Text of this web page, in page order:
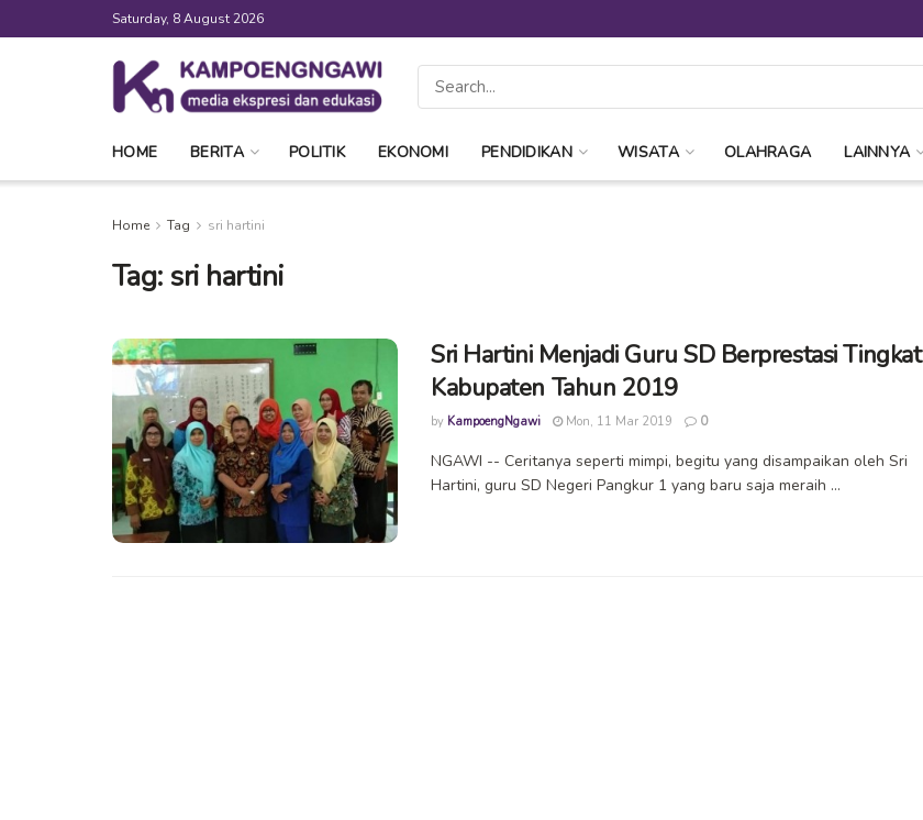
Saturday, 8 August 2026
HOME BERITA POLITIK EKONOMI PENDIDIKAN WISATA OLAHRAGA LAINNYA
Home Tag sri hartini
Tag: sri hartini
Sri Hartini Menjadi Guru SD Berprestasi Tingkat
Kabupaten Tahun 2019
by KampoengNgawi Mon, 11 Mar 2019 0
NGAWI -- Ceritanya seperti mimpi, begitu yang disampaikan oleh Sri
Hartini, guru SD Negeri Pangkur 1 yang baru saja meraih ...